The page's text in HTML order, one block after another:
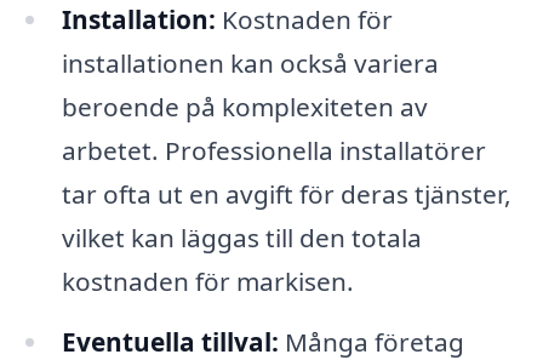
Installation: Kostnaden för
installationen kan också variera
beroende på komplexiteten av
arbetet. Professionella installatörer
tar ofta ut en avgift för deras tjänster,
vilket kan läggas till den totala
kostnaden för markisen.
Eventuella tillval: Många företag